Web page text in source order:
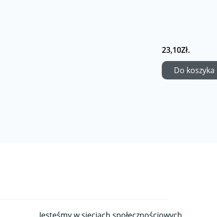
23,10Zł.
Do koszyka